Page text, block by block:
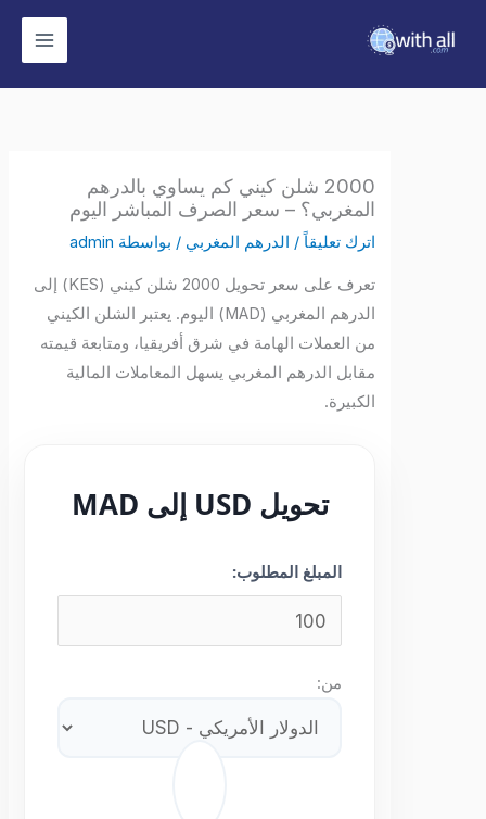
2000 شلن كيني كم يساوي بالدرهم
المغربي؟ – سعر الصرف المباشر اليوم
اترك تعليقاً /الدرهم المغربي/ بواسطة admin
تعرف على سعر تحويل 2000 شلن كيني (KES) إلى
الدرهم المغربي (MAD) اليوم. يعتبر الشلن الكيني
من العملات الهامة في شرق أفريقيا، ومتابعة قيمته
مقابل الدرهم المغربي يسهل المعاملات المالية
الكبيرة.
تحويل USD إلى MAD
المبلغ المطلوب: